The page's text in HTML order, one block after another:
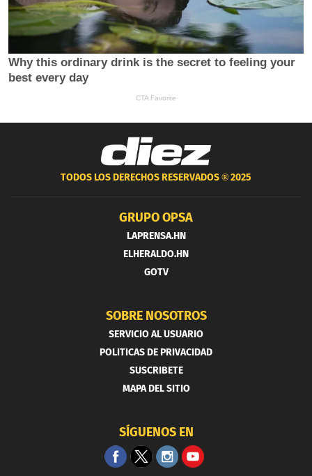
TODOS LOS DERECHOS RESERVADOS ®2025
GRUPO OPSA
LAPRENSA.HN
ELHERALDO.HN
GOTV
SOBRE NOSOTROS
SERVICIO AL USUARIO
POLITICAS DE PRIVACIDAD
SUSCRIBETE
MAPA DEL SITIO
SÍGUENOS EN